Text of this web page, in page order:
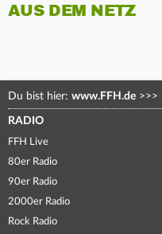
AUS DEM NETZ
Du bist hier: www.FFH.de >>>
RADIO
FFH Live
80er Radio
90er Radio
2000er Radio
Rock Radio